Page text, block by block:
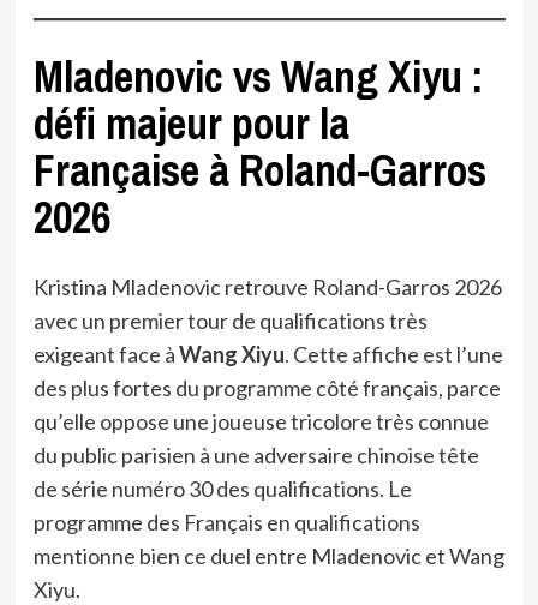
Mladenovic vs Wang Xiyu :
défi majeur pour la
Française à Roland-Garros
2026
Kristina Mladenovic retrouve Roland-Garros 2026
avec un premier tour de qualifications très
exigeant face àWang Xiyu. Cette affiche est l’une
des plus fortes du programme côté français, parce
qu’elle oppose une joueuse tricolore très connue
du public parisien à une adversaire chinoise tête
de série numéro 30 des qualifications. Le
programme des Français en qualifications
mentionne bien ce duel entre Mladenovic et Wang
Xiyu.